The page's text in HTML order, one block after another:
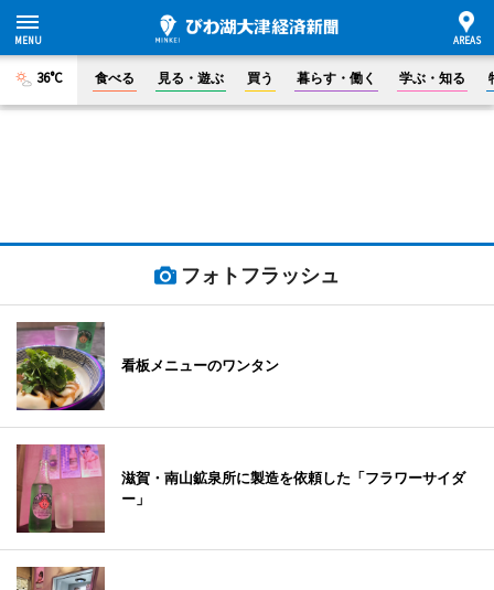
36°C 食べる 見る・遊ぶ 買う 暮らす・働く 学ぶ・知る
フォトフラッシュ
看板メニューのワンタン
滋賀・南山鉱泉所に製造を依頼した「フラワーサイダ
ー」